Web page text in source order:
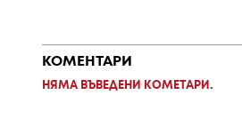
КОМЕНТАРИ
НЯМА ВЪВЕДЕНИ КОМЕТАРИ.